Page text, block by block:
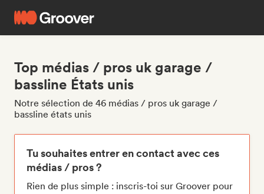
Top médias / pros uk garage /
bassline États unis
Notre sélection de 46 médias / pros uk garage /
bassline états unis
Tu souhaites entrer en contact avec ces
médias / pros ?
Rien de plus simple : inscris-toi sur Groover pour